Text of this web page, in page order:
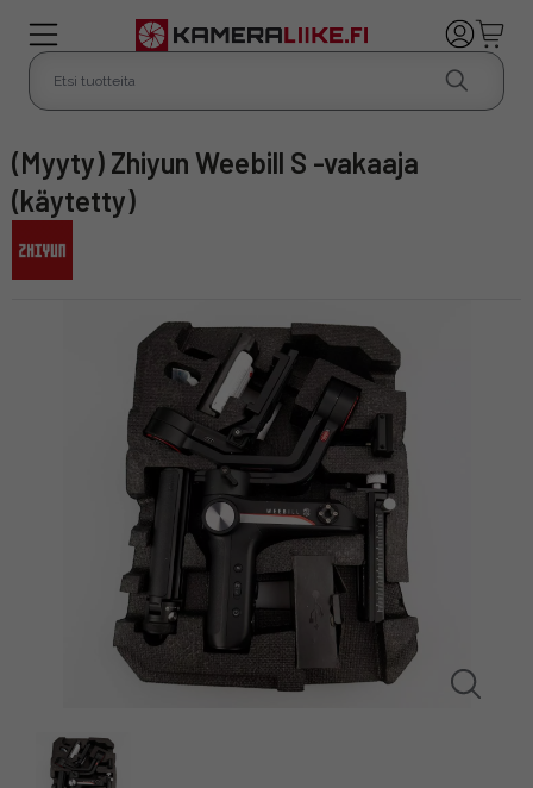
(Myyty) Zhiyun Weebill S -vakaaja
(käytetty)